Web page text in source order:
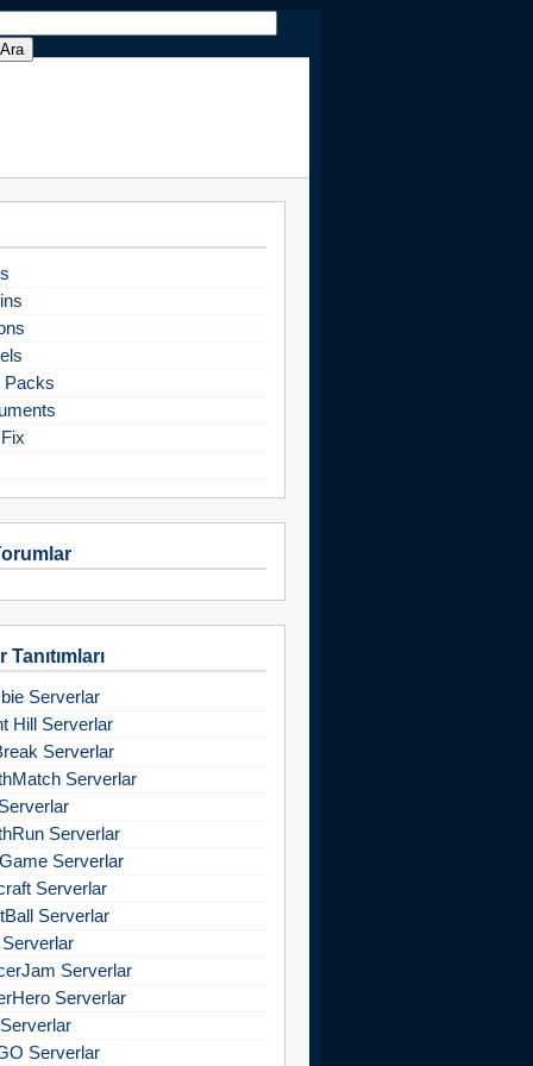
Packs
Tanıtımları
Serverlar
Hill Serverlar
Serverlar
Serverlar
Serverlar
Serverlar
Serverlar
Serverlar
Serverlar
Serverlar
Serverlar